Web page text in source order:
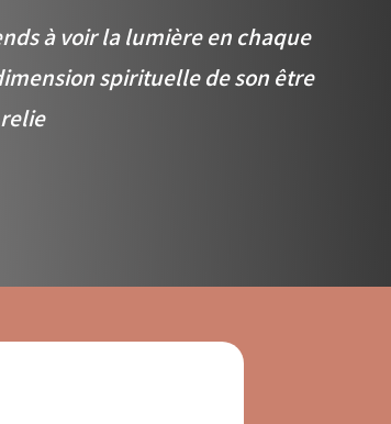
à voir la lumière en chaque
spirituelle de son être